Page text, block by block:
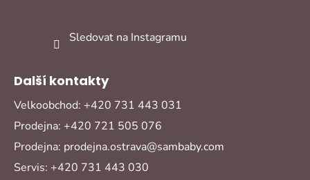
Sledovat na Instagramu
Další kontakty
Velkoobchod: +420 731 443 031
Prodejna: +420 721 505 076
Prodejna: prodejna.ostrava@sambaby.com
Servis: +420 731 443 030